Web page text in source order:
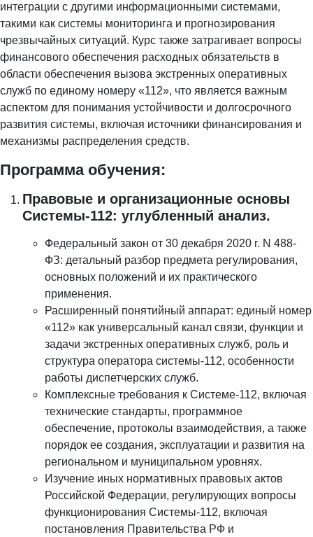
интеграции с другими информационными системами,
такими как системы мониторинга и прогнозирования
чрезвычайных ситуаций. Курс также затрагивает вопросы
финансового обеспечения расходных обязательств в
области обеспечения вызова экстренных оперативных
служб по единому номеру «112», что является важным
аспектом для понимания устойчивости и долгосрочного
развития системы, включая источники финансирования и
механизмы распределения средств.
Программа обучения:
Правовые и организационные основы
Системы-112: углубленный анализ.
Федеральный закон от 30 декабря 2020 г. N 488-
ФЗ: детальный разбор предмета регулирования,
основных положений и их практического
применения.
Расширенный понятийный аппарат: единый номер
«112» как универсальный канал связи, функции и
задачи экстренных оперативных служб, роль и
структура оператора системы-112, особенности
работы диспетчерских служб.
Комплексные требования к Системе-112, включая
технические стандарты, программное
обеспечение, протоколы взаимодействия, а также
порядок ее создания, эксплуатации и развития на
региональном и муниципальном уровнях.
Изучение иных нормативных правовых актов
Российской Федерации, регулирующих вопросы
функционирования Системы-112, включая
постановления Правительства РФ и